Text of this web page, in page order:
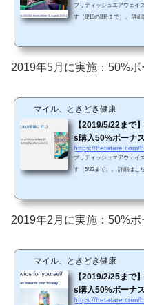
ブリティッシュエアウェイ
す（8/19の8時まで）。 詳細
ドル換算）前回セール（
お得になっています。・
2019年5月に実施：50%ボ
マイル、ときどき健康
【2019/5/22まで
s購入50%ボーナ
https://hetatare.com/
ブリティッシュエアウェイ
す（5/22まで）。 詳細はこ
ていくレベル。・200,000
算）・2019年5月22日午前9
2019年2月に実施：50%ボ
マイル、ときどき健康
【2019/2/25まで
s購入50%ボーナ
https://hetatare.com/